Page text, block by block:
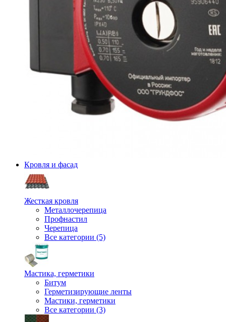
Кровля и фасад
Жесткая кровля
Металлочерепица
Профнастил
Черепица
Все категории (5)
Мастика, герметики
Битум
Герметизирующие ленты
Мастики, герметики
Все категории (3)